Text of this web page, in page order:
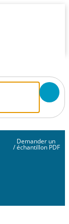
/
Demander un
échantillon PDF